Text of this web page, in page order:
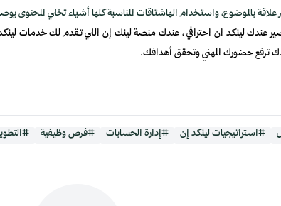
بالموضوع، واستخدام الهاشتاقات المناسبة كلها أشياء تخلي المحتوى
لينكد ان احترافي ، عندك منصة لينك إن اللي تقدم لك خدمات لينكد
#استراتيجيات لينكد إن #إدارة الحسابات #فرص وظيفية